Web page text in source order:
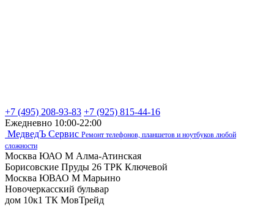
+7 (495) 208-93-83 +7 (925) 815-44-16
Ежедневно 10:00-22:00
МедведЪ Сервис Ремонт телефонов, планшетов и ноутбуков любой
сложности
Москва ЮАО М Алма-Атинская
Борисовские Пруды 26 ТРК Ключевой
Москва ЮВАО М Марьино
Новочеркасский бульвар
дом 10к1 ТК МовТрейд